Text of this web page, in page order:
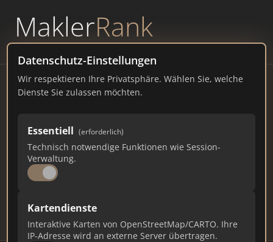
MaklerRank
powered byWAVEPOINT
Datenschutz-Einstellungen
Wir respektieren Ihre Privatsphäre. Wählen Sie, welche
Dienste Sie zulassen möchten.
Essentiell (erforderlich)
Technisch notwendige Funktionen wie Session-
Verwaltung.
Kartendienste
Interaktive Karten von OpenStreetMap/CARTO. Ihre
IP-Adresse wird an externe Server übertragen.
Immobilienmakler
Großwoltersdorf – Ranking
Juli 2026
BERLIN1.003 EINWOHNER
80
Makler Makler-Keywords